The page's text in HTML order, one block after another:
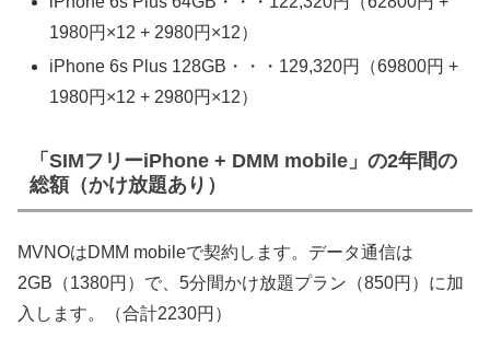
1980円×12 + 2980円×12）
iPhone 6s Plus 128GB・・・129,320円（69800円 +
1980円×12 + 2980円×12）
「SIMフリーiPhone + DMM mobile」の2年間の
総額（かけ放題あり）
MVNOはDMM mobileで契約します。データ通信は
2GB（1380円）で、5分間かけ放題プラン（850円）に加
入します。（合計2230円）